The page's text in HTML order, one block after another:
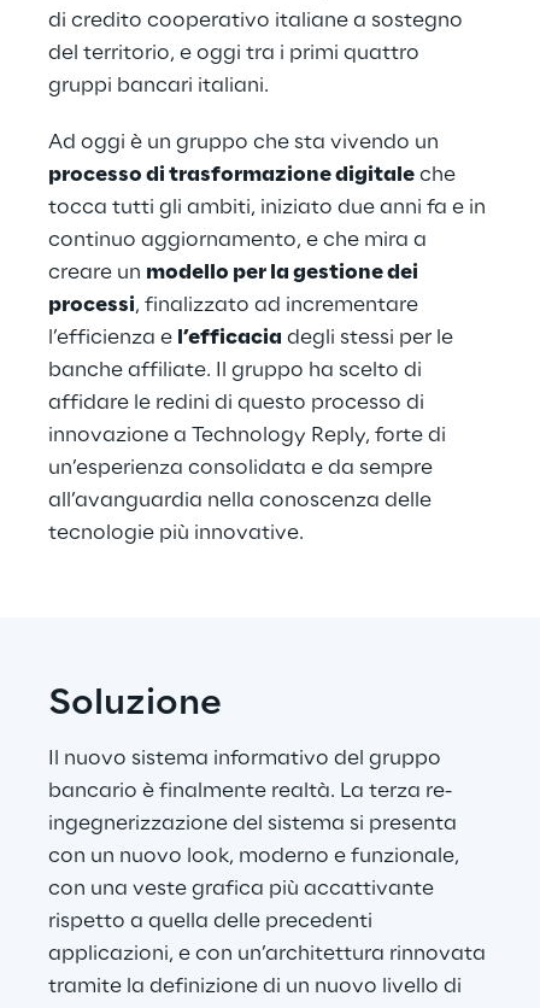
di credito cooperativo italiane a sostegno
del territorio, e oggi tra i primi quattro
gruppi bancari italiani.
Ad oggi è un gruppo che sta vivendo un
processo di trasformazione digitale che
tocca tutti gli ambiti, iniziato due anni fa e in
continuo aggiornamento, e che mira a
creare un modello per la gestione dei
processi, finalizzato ad incrementare
l’efficienza e l’efficacia degli stessi per le
banche affiliate. Il gruppo ha scelto di
affidare le redini di questo processo di
innovazione a Technology Reply, forte di
un’esperienza consolidata e da sempre
all’avanguardia nella conoscenza delle
tecnologie più innovative.
Soluzione
Il nuovo sistema informativo del gruppo
bancario è finalmente realtà. La terza re-
ingegnerizzazione del sistema si presenta
con un nuovo look, moderno e funzionale,
con una veste grafica più accattivante
rispetto a quella delle precedenti
applicazioni, e con un’architettura rinnovata
tramite la definizione di un nuovo livello di